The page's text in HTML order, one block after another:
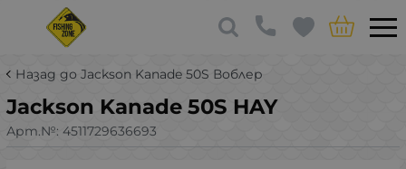
Назад до Jackson Kanade 50S Воблер
Jackson Kanade 50S HAY
Арт.№: 4511729636693